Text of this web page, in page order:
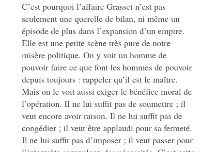
C’est pourquoi l’affaire Grasset n’est pas
seulement une querelle de bilan, ni même un
épisode de plus dans l’expansion d’un empire.
Elle est une petite scène très pure de notre
misère politique. On y voit un homme de
pouvoir faire ce que font les hommes de pouvoir
depuis toujours : rappeler qu’il est le maître.
Mais on le voit aussi exiger le bénéfice moral de
l’opération. Il ne lui suffit pas de soumettre ; il
veut encore avoir raison. Il ne lui suffit pas de
congédier ; il veut être applaudi pour sa fermeté.
Il ne lui suffit pas d’imposer ; il veut passer pour